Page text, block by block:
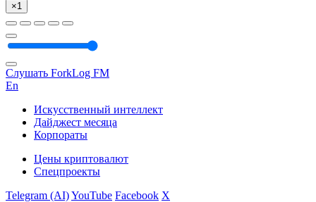
×1
Слушать ForkLog FM
En
Искусственный интеллект
Дайджест месяца
Корпораты
Цены криптовалют
Спецпроекты
Telegram (AI)YouTube Facebook X